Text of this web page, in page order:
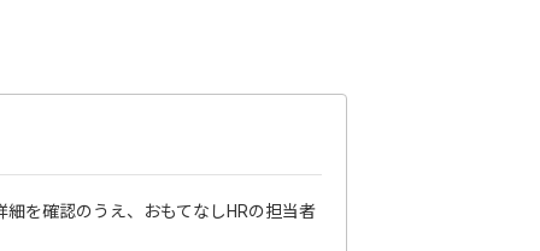
を確認のうえ、おもてなしHRの担当者